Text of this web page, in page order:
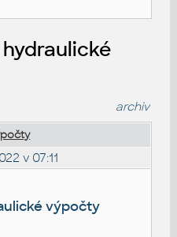
archiv
v 07:11
výpočty